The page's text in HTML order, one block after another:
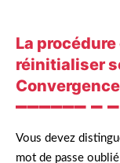
La
réinitialiser
Vous devez
mot de passe